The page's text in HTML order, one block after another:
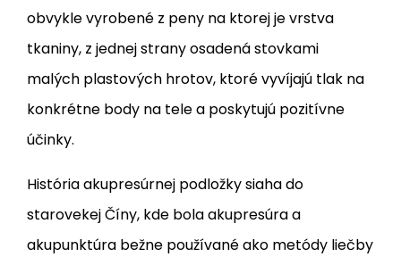
obvykle vyrobené z peny na ktorej je vrstva
tkaniny, z jednej strany osadená stovkami
malých plastových hrotov, ktoré vyvíjajú tlak na
konkrétne body na tele a poskytujú pozitívne
účinky.
História akupresúrnej podložky siaha do
starovekej Číny, kde bola akupresúra a
akupunktúra bežne používané ako metódy liečby